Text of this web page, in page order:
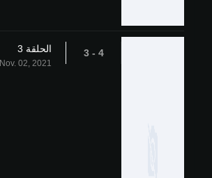
4 - 3 الحلقة 3
Nov. 02, 2021